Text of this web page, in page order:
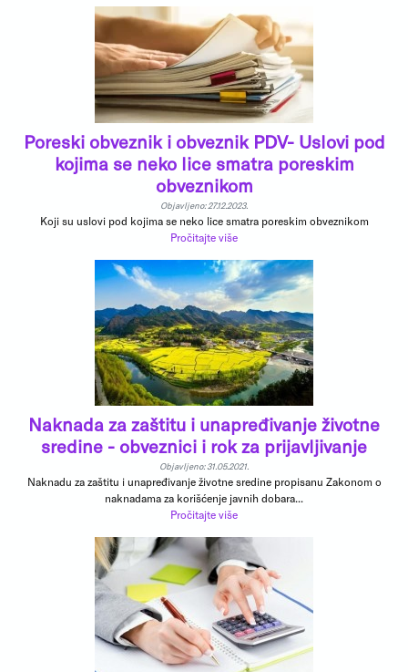
Poreski obveznik i obveznik PDV- Uslovi pod
kojima se neko lice smatra poreskim
obveznikom
Objavljeno: 27.12.2023.
Koji su uslovi pod kojima se neko lice smatra poreskim obveznikom
Pročitajte više
Naknada za zaštitu i unapređivanje životne
sredine - obveznici i rok za prijavljivanje
Objavljeno: 31.05.2021.
Naknadu za zaštitu i unapređivanje životne sredine propisanu Zakonom o
naknadama za korišćenje javnih dobara...
Pročitajte više